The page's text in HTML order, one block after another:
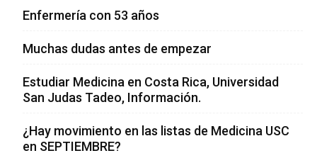
Enfermería con 53 años
Muchas dudas antes de empezar
Estudiar Medicina en Costa Rica, Universidad
San Judas Tadeo, Información.
¿Hay movimiento en las listas de Medicina USC
en SEPTIEMBRE?